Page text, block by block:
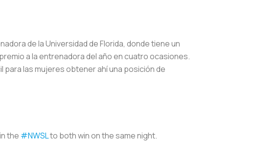
de la Universidad de Florida, donde tiene un
a la entrenadora del año en cuatro ocasiones.
para las mujeres obtener ahí una posición de
the #NWSLto both win on the same night.